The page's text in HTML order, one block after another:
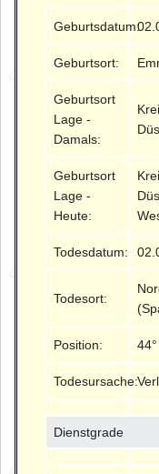
Geburtsdatum:
Geburtsort:
Geburtsort
Lage -
Damals:
Geburtsort
Lage -
Heute:
Todesdatum:
Todesort:
Position:
Todesursache:
Dienstgrade